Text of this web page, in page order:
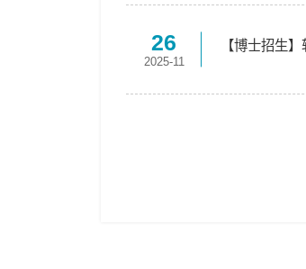
26
2025-11
【博士招生